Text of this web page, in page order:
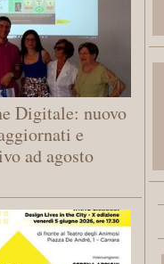
Digitale: nuovo
e
ad agosto